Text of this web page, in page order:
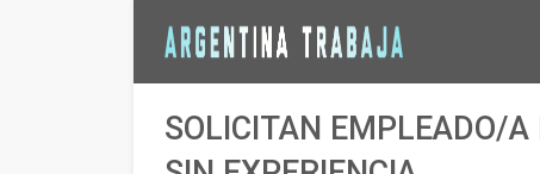
SOLICITAN EMPLEADO/A